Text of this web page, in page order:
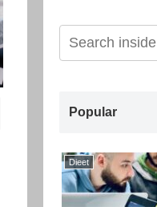
Popular
Dieet